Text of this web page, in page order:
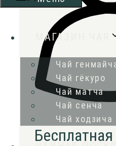
МАГАЗИН ЧАЯ
Чай
Чай гёкуро
Чай матча
Чай сенча
Чай ходзича